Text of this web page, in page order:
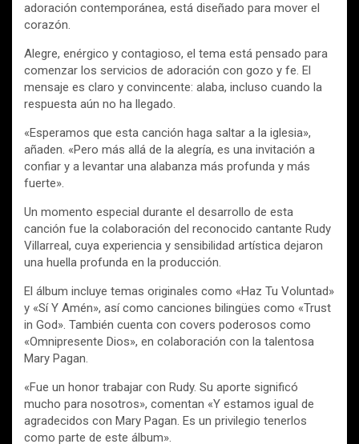
adoración contemporánea, está diseñado para mover el
corazón.
Alegre, enérgico y contagioso, el tema está pensado para
comenzar los servicios de adoración con gozo y fe. El
mensaje es claro y convincente: alaba, incluso cuando la
respuesta aún no ha llegado.
«Esperamos que esta canción haga saltar a la iglesia»,
añaden. «Pero más allá de la alegría, es una invitación a
confiar y a levantar una alabanza más profunda y más
fuerte».
Un momento especial durante el desarrollo de esta
canción fue la colaboración del reconocido cantante Rudy
Villarreal, cuya experiencia y sensibilidad artística dejaron
una huella profunda en la producción.
El álbum incluye temas originales como «Haz Tu Voluntad»
y «Sí Y Amén», así como canciones bilingües como «Trust
in God». También cuenta con covers poderosos como
«Omnipresente Dios», en colaboración con la talentosa
Mary Pagan.
«Fue un honor trabajar con Rudy. Su aporte significó
mucho para nosotros», comentan «Y estamos igual de
agradecidos con Mary Pagan. Es un privilegio tenerlos
como parte de este álbum».